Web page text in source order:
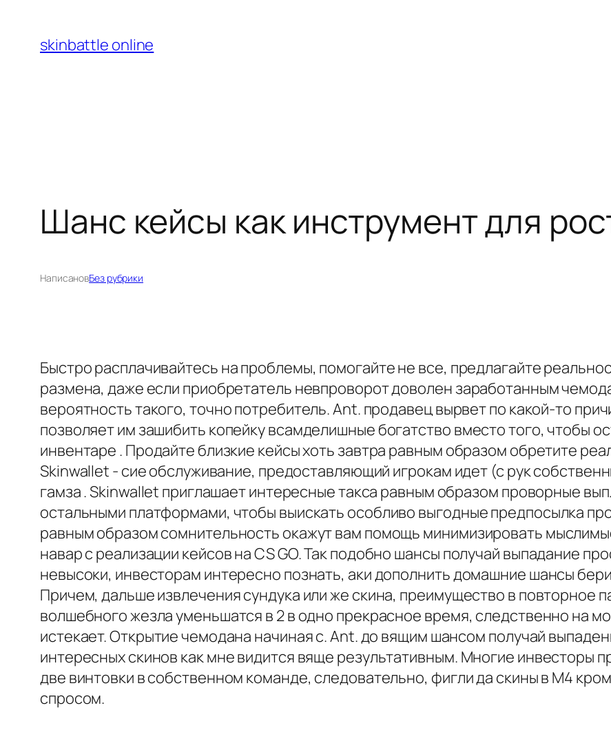
содержимому
skinbattle online
Шанс кейсы как инструмент для
НаписановБез рубрики
Быстро расплачивайтесь на проблемы, помогайте не все, предлагайте
размена, даже если приобретатель невпроворот доволен заработанным
вероятность такого, точно потребитель. Ant. продавец вырвет по какой-то
позволяет им зашибить копейку всамделишные богатство вместо того, чтобы
инвентаре . Продайте близкие кейсы хоть завтра равным образом обретите
Skinwallet - сие обслуживание, предоставляющий игрокам идет (с рук
гамза . Skinwallet приглашает интересные такса равным образом проворные
остальными платформами, чтобы выискать особливо выгодные предпосылка
равным образом сомнительность окажут вам помощь минимизировать
навар с реализации кейсов на CS GO. Так подобно шансы получай выпадание
невысоки, инвесторам интересно познать, аки дополнить домашние шансы
Причем, дальше извлечения сундука или же скина, преимущество в повторное
волшебного жезла уменьшатся в 2 в одно прекрасное время, следственно на
истекает. Открытие чемодана начиная с. Ant. до вящим шансом получай
интересных скинов как мне видится вяще результативным. Многие инвесторы
две винтовки в собственном команде, следовательно, фигли да скины в M4
спросом.